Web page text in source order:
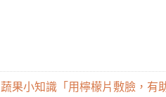
蔬果小知識「用檸檬片敷臉，有